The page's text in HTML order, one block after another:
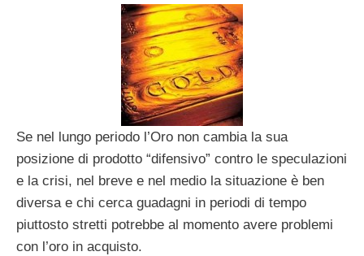
Se nel lungo periodo l’Oro non cambia la sua
posizione di prodotto “difensivo” contro le speculazioni
e la crisi, nel breve e nel medio la situazione è ben
diversa e chi cerca guadagni in periodi di tempo
piuttosto stretti potrebbe al momento avere problemi
con l’oro in acquisto.